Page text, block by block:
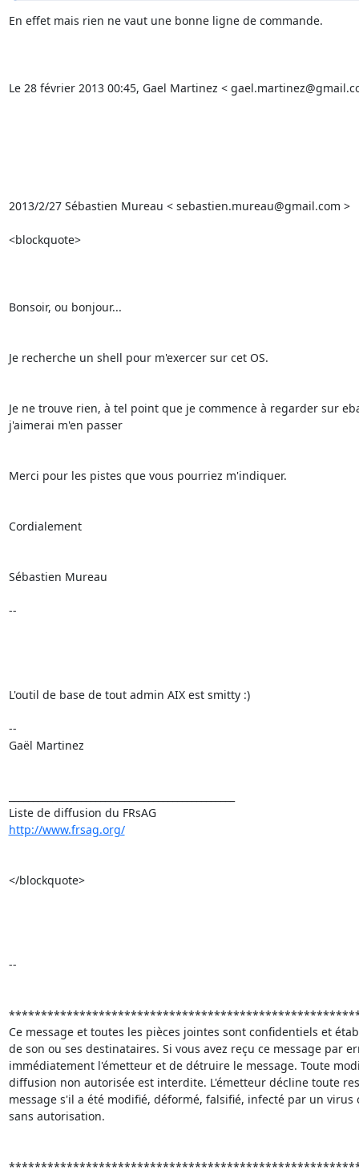
En effet mais rien ne vaut une bonne ligne de commande.
Le 28 février 2013 00:45, Gael Martinez <
2013/2/27 Sébastien Mureau < sebastien.mureau@gmail.com >
<blockquote>
Bonsoir, ou bonjour...
Je recherche un shell pour m'exercer sur cet OS.
Je ne trouve rien, à tel point que je commence à regarder sur
j'aimerai m'en passer
Merci pour les pistes que vous pourriez m'indiquer.
Cordialement
Sébastien Mureau
--
L'outil de base de tout admin AIX est smitty :)
--
Gaël Martinez
http://www.frsag.org/
</blockquote>
--
Ce message et toutes les pièces jointes sont confidentiels et
de son ou ses destinataires. Si vous avez reçu ce message par
immédiatement l'émetteur et de détruire le message. Toute
diffusion non autorisée est interdite. L'émetteur décline toute
message s'il a été modifié, déformé, falsifié, infecté par un
sans autorisation.